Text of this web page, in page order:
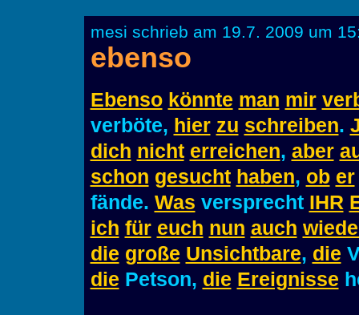
mesi schrieb am 19.7. 2009 um
ebenso
Ebenso könnte man mir
verböte, hier zu schreiben.
dich nicht erreichen, aber
schon gesucht haben, ob er
fände. Was versprecht IHR
ich für euch nun auch
die große Unsichtbare, die
die Petson, die Ereignisse